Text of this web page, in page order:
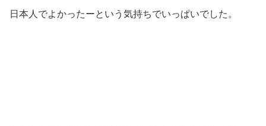
日本人でよかったーという気持ちでいっぱいでした。